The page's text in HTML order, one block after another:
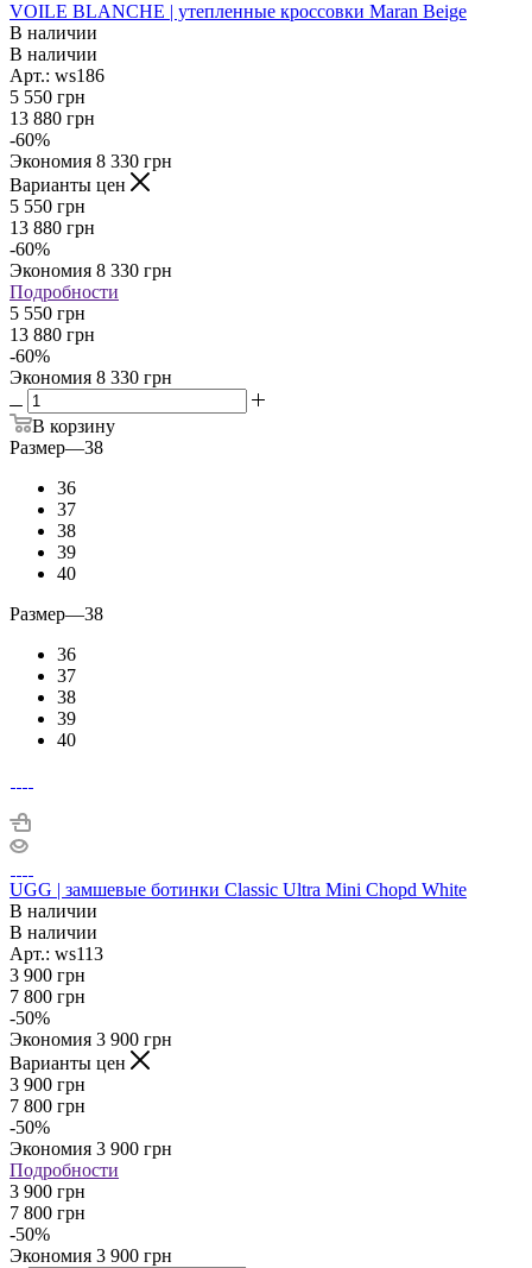
VOILE BLANCHE | утепленные кроссовки Maran Beige
В наличии
В наличии
Арт.: ws186
5 550 грн
13 880 грн
-60%
Экономия 8 330 грн
Варианты цен
5 550 грн
13 880 грн
-60%
Экономия 8 330 грн
Подробности
5 550 грн
13 880 грн
-60%
Экономия 8 330 грн
В корзину
Размер—38
36
37
38
39
40
Размер—38
36
37
38
39
40
UGG | замшевые ботинки Classic Ultra Mini Chopd White
В наличии
В наличии
Арт.: ws113
3 900 грн
7 800 грн
-50%
Экономия 3 900 грн
Варианты цен
3 900 грн
7 800 грн
-50%
Экономия 3 900 грн
Подробности
3 900 грн
7 800 грн
-50%
Экономия 3 900 грн